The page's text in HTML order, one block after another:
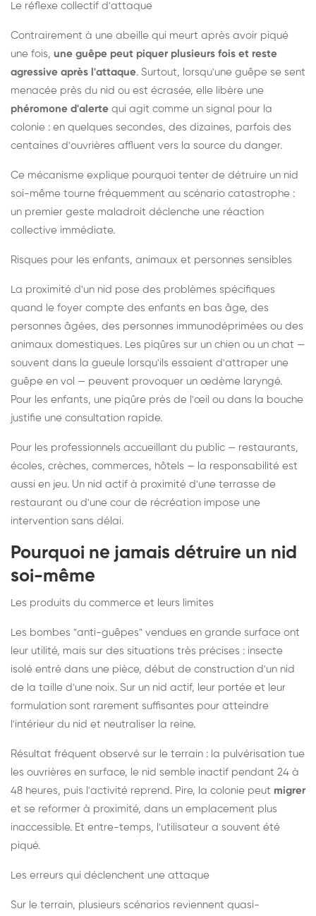
Le réflexe collectif d'attaque
Contrairement à une abeille qui meurt après avoir piqué
une fois, une guêpe peut piquer plusieurs fois et reste
agressive après l'attaque. Surtout, lorsqu'une guêpe se sent
menacée près du nid ou est écrasée, elle libère une
phéromone d'alerte qui agit comme un signal pour la
colonie : en quelques secondes, des dizaines, parfois des
centaines d'ouvrières affluent vers la source du danger.
Ce mécanisme explique pourquoi tenter de détruire un nid
soi-même tourne fréquemment au scénario catastrophe :
un premier geste maladroit déclenche une réaction
collective immédiate.
Risques pour les enfants, animaux et personnes sensibles
La proximité d'un nid pose des problèmes spécifiques
quand le foyer compte des enfants en bas âge, des
personnes âgées, des personnes immunodéprimées ou des
animaux domestiques. Les piqûres sur un chien ou un chat —
souvent dans la gueule lorsqu'ils essaient d'attraper une
guêpe en vol — peuvent provoquer un œdème laryngé.
Pour les enfants, une piqûre près de l'œil ou dans la bouche
justifie une consultation rapide.
Pour les professionnels accueillant du public — restaurants,
écoles, crèches, commerces, hôtels — la responsabilité est
aussi en jeu. Un nid actif à proximité d'une terrasse de
restaurant ou d'une cour de récréation impose une
intervention sans délai.
Pourquoi ne jamais détruire un nid
soi-même
Les produits du commerce et leurs limites
Les bombes "anti-guêpes" vendues en grande surface ont
leur utilité, mais sur des situations très précises : insecte
isolé entré dans une pièce, début de construction d'un nid
de la taille d'une noix. Sur un nid actif, leur portée et leur
formulation sont rarement suffisantes pour atteindre
l'intérieur du nid et neutraliser la reine.
Résultat fréquent observé sur le terrain : la pulvérisation tue
les ouvrières en surface, le nid semble inactif pendant 24 à
48 heures, puis l'activité reprend. Pire, la colonie peut migrer
et se reformer à proximité, dans un emplacement plus
inaccessible. Et entre-temps, l'utilisateur a souvent été
piqué.
Les erreurs qui déclenchent une attaque
Sur le terrain, plusieurs scénarios reviennent quasi-